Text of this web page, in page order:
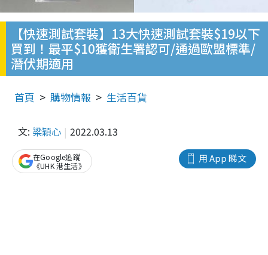
【快速測試套裝】13大快速測試套裝$19以下
買到！最平$10獲衛生署認可/通過歐盟標準/
潛伏期適用
首頁 購物情報 生活百貨
文: 梁穎心 2022.03.13
用 App 睇文
在Google追蹤
《UHK 港生活》